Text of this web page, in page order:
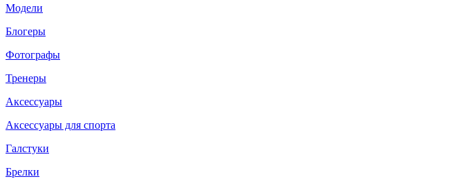
Модели
Блогеры
Фотографы
Тренеры
Аксессуары
Аксессуары для спорта
Галстуки
Брелки